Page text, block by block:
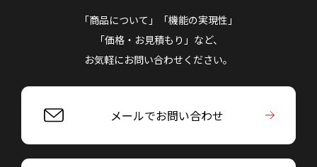
「商品について」「機能の実現性」
「価格・お見積もり」など、
お気軽にお問い合わせください。
メールでお問い合わせ